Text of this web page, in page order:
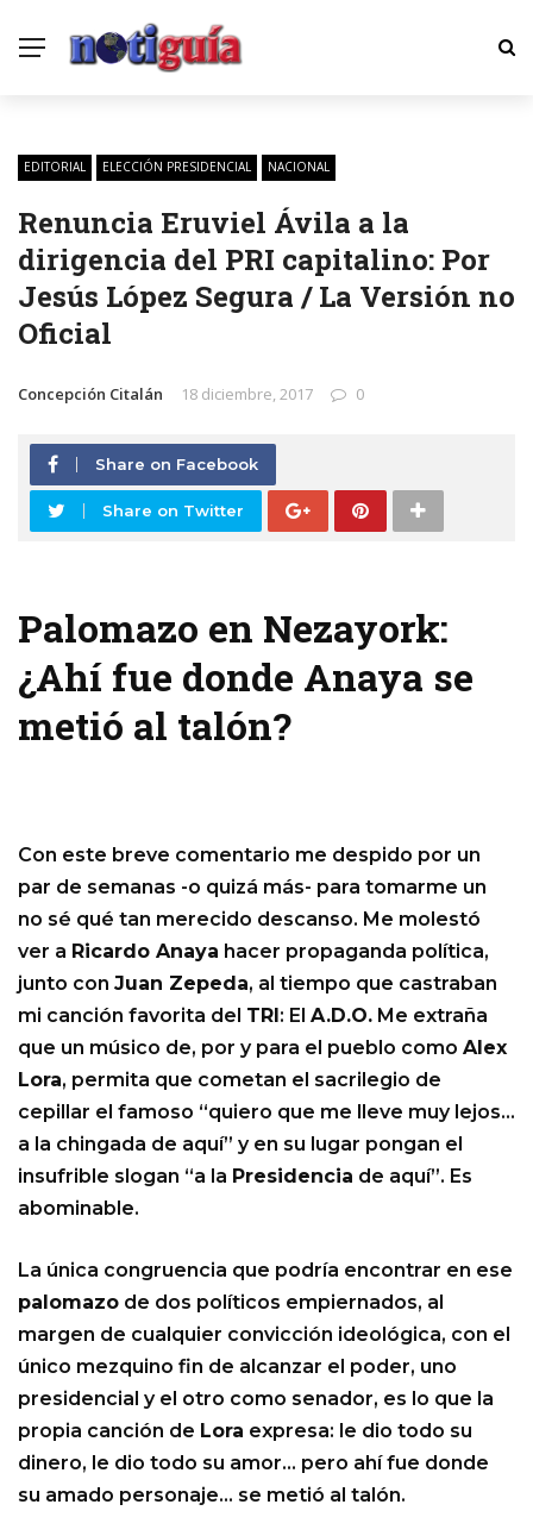
EDITORIAL ELECCIÓN PRESIDENCIAL NACIONAL
Renuncia Eruviel Ávila a la
dirigencia del PRI capitalino: Por
Jesús López Segura / La Versión no
Oficial
Concepción Citalán 18 diciembre, 2017 0
Share on Facebook
Share on Twitter
Palomazo en Nezayork:
¿Ahí fue donde Anaya se
metió al talón?
Con este breve comentario me despido por un
par de semanas -o quizá más- para tomarme un
no sé qué tan merecido descanso. Me molestó
ver a Ricardo Anaya hacer propaganda política,
junto con Juan Zepeda, al tiempo que castraban
mi canción favorita del TRI: El A.D.O. Me extraña
que un músico de, por y para el pueblo como Alex
Lora, permita que cometan el sacrilegio de
cepillar el famoso “quiero que me lleve muy lejos…
a la chingada de aquí” y en su lugar pongan el
insufrible slogan “a la Presidencia de aquí”. Es
abominable.
La única congruencia que podría encontrar en ese
palomazo de dos políticos empiernados, al
margen de cualquier convicción ideológica, con el
único mezquino fin de alcanzar el poder, uno
presidencial y el otro como senador, es lo que la
propia canción de Lora expresa: le dio todo su
dinero, le dio todo su amor… pero ahí fue donde
su amado personaje… se metió al talón.